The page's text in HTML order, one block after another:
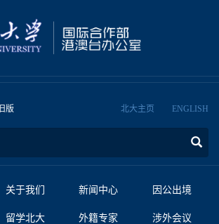
旧版 北大主页 ENGLISH
关于我们 新闻中心 因公出境
留学北大 外籍专家 涉外会议